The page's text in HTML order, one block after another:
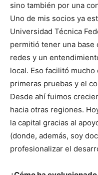
sino también por una
Uno de mis socios ya
Universidad Técnica
permitió tener una base
redes y un
local. Eso facilitó
primeras pruebas y el
Desde ahí fuimos
hacia otras regiones.
la capital gracias al
(donde, además, soy
profesionalizar el